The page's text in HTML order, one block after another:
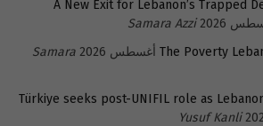
A New Exit for Lebanon’s Trapped
Samara Azzi
The Poverty
Samara
Türkiye seeks post-UNIFIL role as
Yusuf Kanli